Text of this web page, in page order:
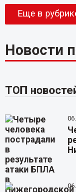
Еще в
Новости
ТОП